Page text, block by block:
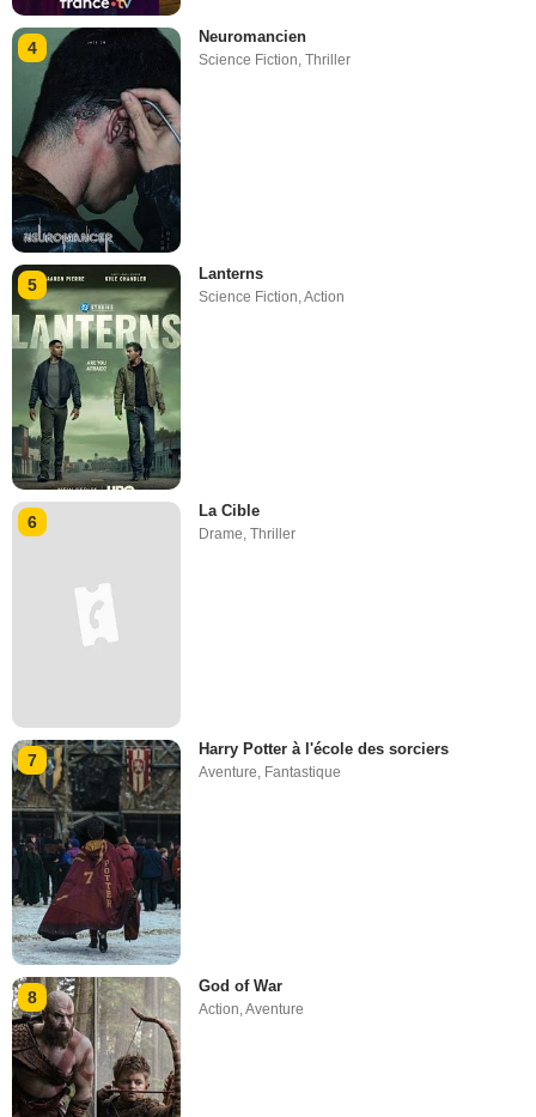
4
Neuromancien
Science Fiction ,Thriller
5
Lanterns
Science Fiction,Action
6
La Cible
Drame,Thriller
7
Harry Potter à l'école des sorciers
Aventure Fantastique
8
God of War
Action,Aventure